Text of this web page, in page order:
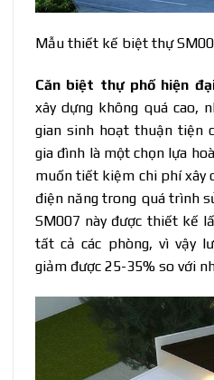
Mẫu thiết kế biệt thự
Căn biệt thự phố hiện
xây dựng không quá cao,
gian sinh hoạt thuận tiện
gia đình là một chọn lựa
muốn tiết kiệm chi phí xây
điện năng trong quá trình
SM007 này được thiết kế
tất cả các phòng, vì vậy
giảm được 25-35% so với